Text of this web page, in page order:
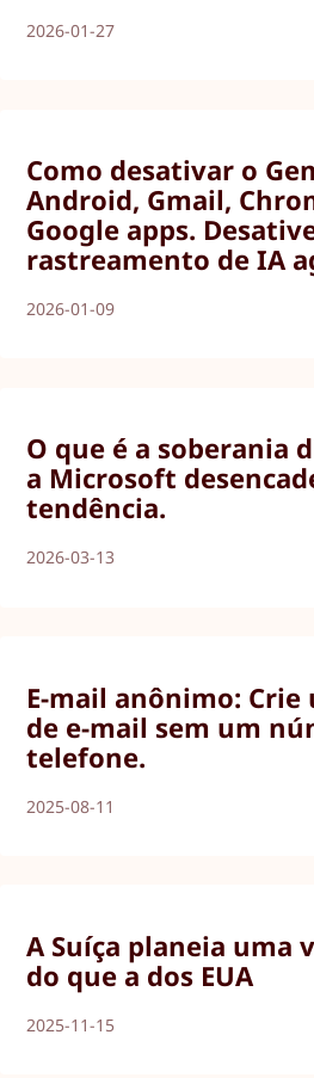
2026-01-27
Como desativar o
Android, Gmail,
Google apps.
rastreamento de IA
2026-01-09
O que é a soberania
a Microsoft
tendência.
2026-03-13
E-mail anônimo: Crie
de e-mail sem um
telefone.
2025-08-11
A Suíça planeia uma
do que a dos EUA
2025-11-15